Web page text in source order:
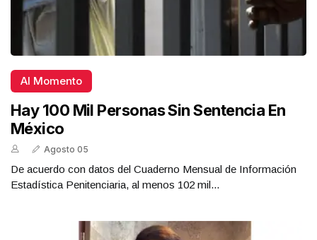
Al Momento
Hay 100 Mil Personas Sin Sentencia En
México
Agosto 05
De acuerdo con datos del Cuaderno Mensual de Información
Estadística Penitenciaria, al menos 102 mil...